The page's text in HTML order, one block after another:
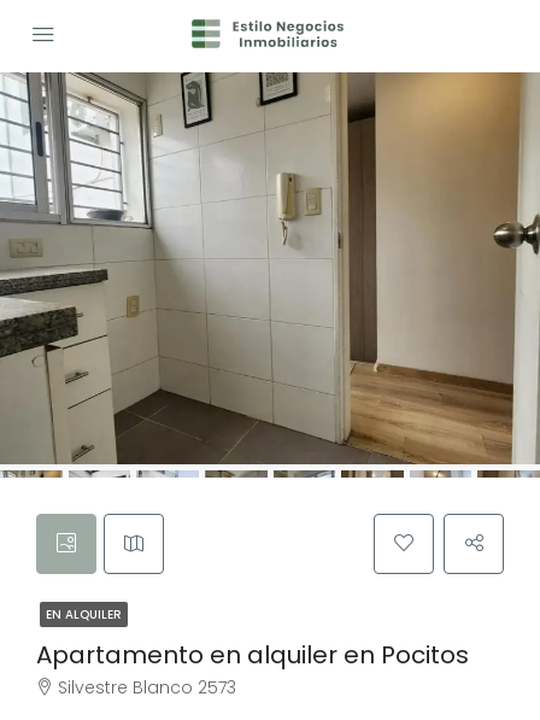
EN ALQUILER
Apartamento en alquiler en Pocitos
Silvestre Blanco 2573